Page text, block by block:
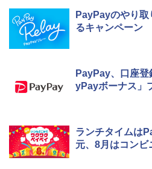
PayPayのやり取
るキャンペーン
PayPay、口座
yPayボーナス」
ランチタイムは
元、8月はコンビ